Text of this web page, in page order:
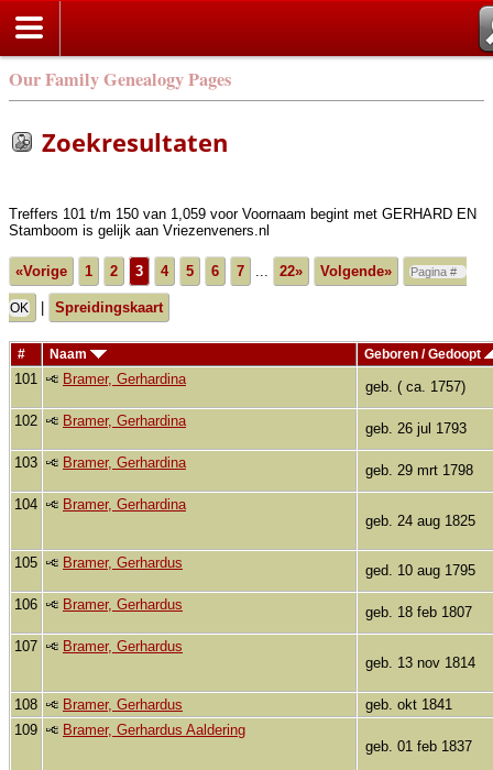
Our Family Genealogy Pages
Zoekresultaten
Treffers 101 t/m 150 van 1,059 voor Voornaam begint met GERHARD EN
Stamboom is gelijk aan Vriezenveners.nl
«Vorige 1 2 3 4 5 6 7 ... 22» Volgende»
Spreidingskaart
# Naam Geboren / Gedoopt
101 Bramer, Gerhardina geb. ( ca. 1757)
102 Bramer, Gerhardina geb. 26 jul 1793
103 Bramer, Gerhardina geb. 29 mrt 1798
104
Bramer, Gerhardina
geb. 24 aug 1825
105 Bramer, Gerhardus ged. 10 aug 1795
106 Bramer, Gerhardus geb. 18 feb 1807
107
Bramer, Gerhardus
geb. 13 nov 1814
108 Bramer, Gerhardus
geb. okt 1841
109
Bramer, Gerhardus Aaldering
geb. 01 feb 1837